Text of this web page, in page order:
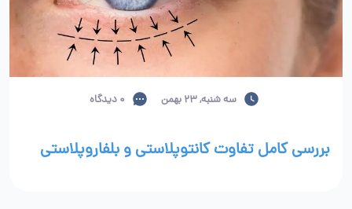
سه شنبه, 23 بهمن 0 دیدگاه
بررسی کامل تفاوت کانتوپلاستی و بلفاروپلاستی